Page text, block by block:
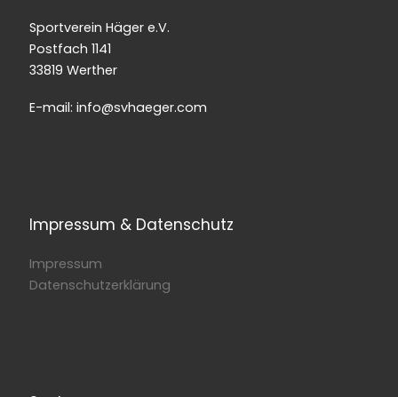
Sportverein Häger e.V.
Postfach 1141
33819 Werther
E-mail: info@svhaeger.com
Impressum & Datenschutz
Impressum
Datenschutzerklärung